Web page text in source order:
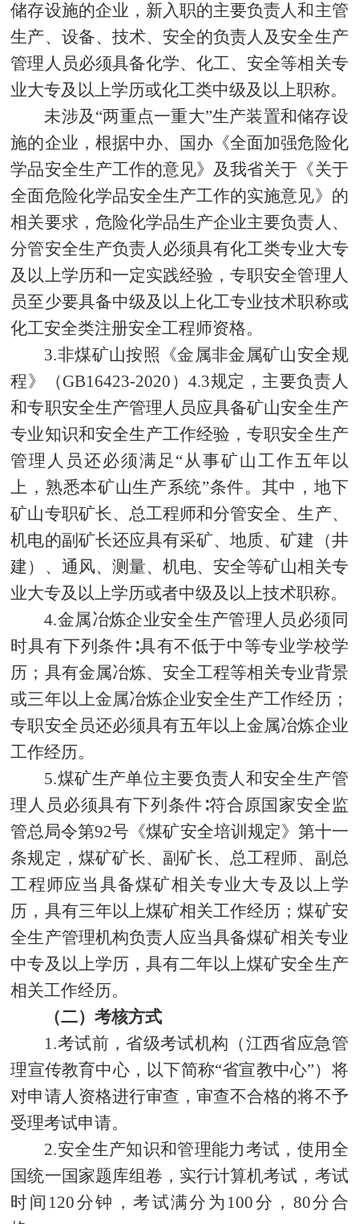
储存设施的企业，新入职的主要负责人和主管
生产、设备、技术、安全的负责人及安全生产
管理人员必须具备化学、化工、安全等相关专
业大专及以上学历或化工类中级及以上职称。
未涉及 “两重点一重大”生产装置和储存设
施的企业，根据中办、国办《全面加强危险化
学品安全生产工作的意见》及我省关于《关于
全面危险化学品安全生产工作的实施意见》的
相关要求，危险化学品生产企业主要负责人、
分管安全生产负责人必须具有化工类专业大专
及以上学历和一定实践经验，专职安全管理人
员至少要具备中级及以上化工专业技术职称或
化工安全类注册安全工程师资格。
3.非煤矿山按照《金属非金属矿山安全规
程》（GB16423-2020）4.3规定，主要负责人
和专职安全生产管理人员应具备矿山安全生产
专业知识和安全生产工作经验，专职安全生产
管理人员还必须满足“从事矿山工作五年以
上，熟悉本矿山生产系统”条件。其中，地下
矿山专职矿长、总工程师和分管安全、生产、
机电的副矿长还应具有采矿、地质、矿建（井
建）、通风、测量、机电、安全等矿山相关专
业大专及以上学历或者中级及以上技术职称。
4.金属冶炼企业安全生产管理人员必须同
时具有下列条件∶具有不低于中等专业学校学
历；具有金属冶炼、安全工程等相关专业背景
或三年以上金属冶炼企业安全生产工作经历；
专职安全员还必须具有五年以上金属冶炼企业
工作经历。
5.煤矿生产单位主要负责人和安全生产管
理人员必须具有下列条件∶符合原国家安全监
管总局令第92号《煤矿安全培训规定》第十一
条规定，煤矿矿长、副矿长、总工程师、副总
工程师应当具备煤矿相关专业大专及以上学
历，具有三年以上煤矿相关工作经历；煤矿安
全生产管理机构负责人应当具备煤矿相关专业
中专及以上学历，具有二年以上煤矿安全生产
相关工作经历。
（二）考核方式
1.考试前，省级考试机构（江西省应急管
理宣传教育中心，以下简称“省宣教中心”）将
对申请人资格进行审查，审查不合格的将不予
受理考试申请。
2.安全生产知识和管理能力考试，使用全
国统一国家题库组卷，实行计算机考试，考试
时间120分钟，考试满分为100分，80分合